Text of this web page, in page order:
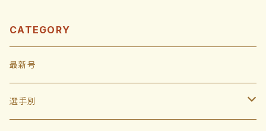
CATEGORY
最新号
選手別